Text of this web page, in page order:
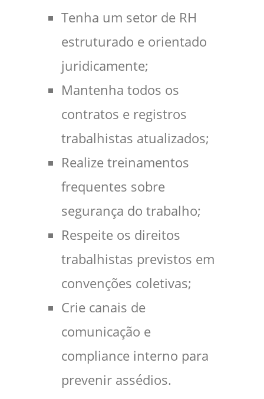
Tenha um setor de RH
estruturado e orientado
juridicamente;
Mantenha todos os
contratos e registros
trabalhistas atualizados;
Realize treinamentos
frequentes sobre
segurança do trabalho;
Respeite os direitos
trabalhistas previstos em
convenções coletivas;
Crie canais de
comunicação e
compliance interno para
prevenir assédios.